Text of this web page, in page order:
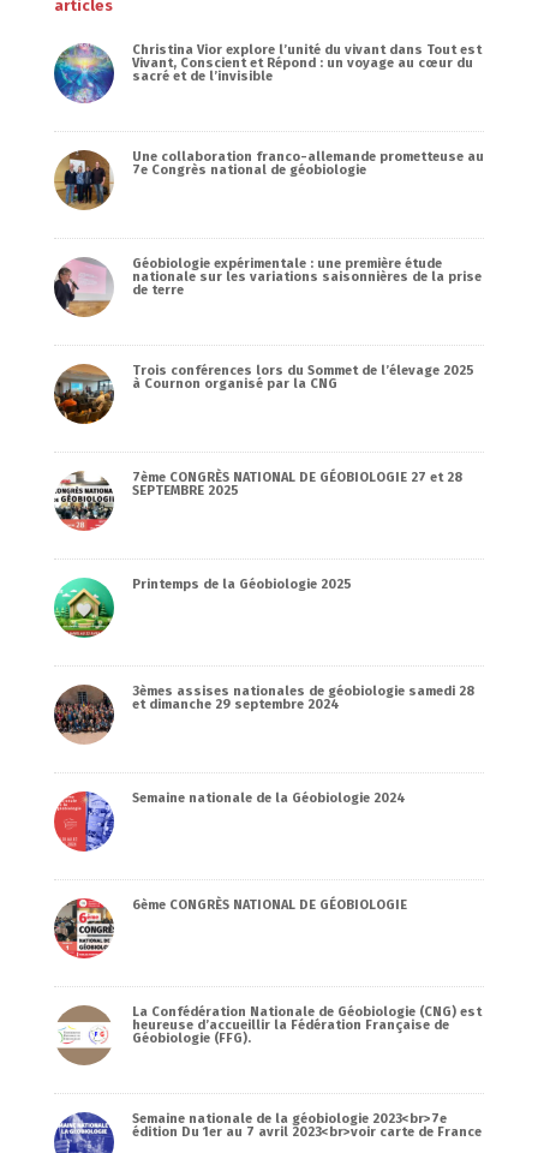
articles
Christina Vior explore l’unité du vivant dans Tout est
Vivant, Conscient et Répond : un voyage au cœur du
sacré et de l’invisible
Une collaboration franco-allemande prometteuse au
7e Congrès national de géobiologie
Géobiologie expérimentale : une première étude
nationale sur les variations saisonnières de la prise
de terre
Trois conférences lors du Sommet de l’élevage 2025
à Cournon organisé par la CNG
7ème CONGRÈS NATIONAL DE GÉOBIOLOGIE 27 et 28
SEPTEMBRE 2025
Printemps de la Géobiologie 2025
3èmes assises nationales de géobiologie samedi 28
et dimanche 29 septembre 2024
Semaine nationale de la Géobiologie 2024
6ème CONGRÈS NATIONAL DE GÉOBIOLOGIE
La Confédération Nationale de Géobiologie (CNG) est
heureuse d’accueillir la Fédération Française de
Géobiologie (FFG).
Semaine nationale de la géobiologie 2023<br>7e
édition Du 1er au 7 avril 2023<br>voir carte de France